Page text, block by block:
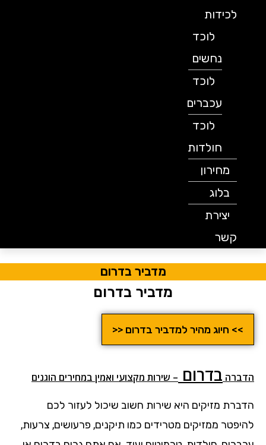
לכידות
לוכד
נחשים
לוכד
עכברים
לוכד
חולדות
מחירון
בלוג
יצירת
קשר
מדביר בדרום
מדביר בדרום
>> חיוג מהיר למדביר בדרום <<
הדברה בדרום – שירות מקצועי ואמין במחירים הוגנים
הדברת מזיקים היא שירות חשוב שיכול לעזור לכם
להיפטר ממזיקים מטרידים כמו תיקנים, פרעושים, צרעות,